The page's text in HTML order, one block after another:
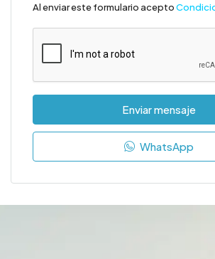
Al enviar este formulario acepto
Enviar mensaje
WhatsApp